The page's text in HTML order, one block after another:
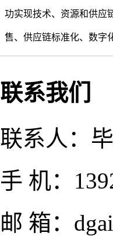
功实现技术、资源和供应
售、供应链标准化、数字
联系我们
联系人：
手 机：
邮 箱：